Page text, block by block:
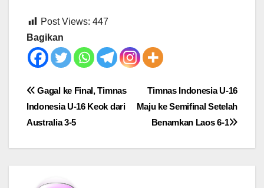
Post Views: 447
Bagikan
Post
navigation
Timnas Indonesia U-16
Maju ke Semifinal Setelah
Benamkan Laos 6-1
Gagal ke Final, Timnas
Indonesia U-16 Keok dari
Australia 3-5